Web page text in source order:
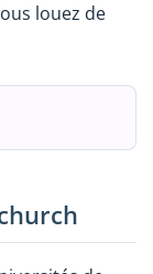
louez de